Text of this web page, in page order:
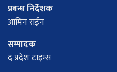
प्रबन्ध निर्देशक
आमिन राईन
सम्पादक
द प्रदेश टाइम्स